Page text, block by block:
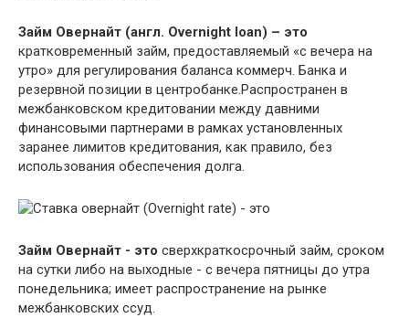
Займ Овернайт (англ. Overnight loan) – это
кратковременный займ, предоставляемый «с вечера на
утро» для регулирования баланса коммерч. Банка и
резервной позиции в центробанке.Распространен в
межбанковском кредитовании между давними
финансовыми партнерами в рамках установленных
заранее лимитов кредитования, как правило, без
использования обеспечения долга.
Займ Овернайт - это сверхкраткосрочный займ, сроком
на сутки либо на выходные - с вечера пятницы до утра
понедельника; имеет распространение на рынке
межбанковских ссуд.